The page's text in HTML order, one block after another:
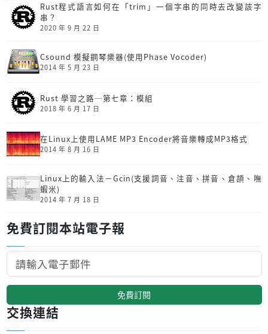
Rust程式語言如何在「trim」一個字串的同時去改變該字
串？
2020 年 9 月 22 日
Csound 模擬鋼琴樂器(使用Phase Vocoder)
2014 年 5 月 23 日
Rust 學習之路─第七章：模組
2018 年 6 月 17 日
在Linux上使用LAME MP3 Encoder將音樂轉成MP3格式
2014 年 8 月 16 日
Linux上的輸入法－Gcin(支援詞音、注音、拼音、倉頡、嘸
蝦米)
2014 年 7 月 18 日
免費訂閱本站電子報
免費訂閱
交換連結